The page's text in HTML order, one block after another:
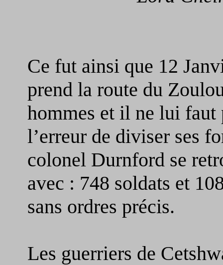
Ce fut ainsi que 12
prend la route du
hommes et il ne lui faut
l’erreur de diviser ses
colonel Durnford se
avec : 748 soldats et
sans ordres précis.
Les guerriers de